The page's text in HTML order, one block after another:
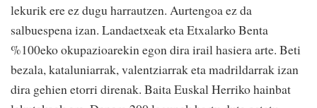
lekurik ere ez dugu harrautzen. Aurtengoa ez da
salbuespena izan. Landaetxeak eta Etxalarko Benta
%100eko okupazioarekin egon dira irail hasiera arte. Beti
bezala, kataluniarrak, valentziarrak eta madrildarrak izan
dira gehien etorri direnak. Baita Euskal Herriko hainbat